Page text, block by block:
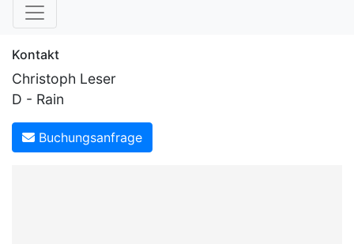
Kontakt
Christoph Leser
D - Rain
Buchungsanfrage